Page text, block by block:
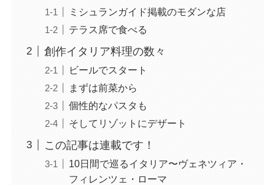
ミシュランガイド掲載のモダンな店
テラス席で食べる
創作イタリア料理の数々
ビールでスタート
まずは前菜から
個性的なパスタも
そしてリゾットにデザート
この記事は連載です！
10日間で巡るイタリア〜ヴェネツィア・
フィレンツェ・ローマ